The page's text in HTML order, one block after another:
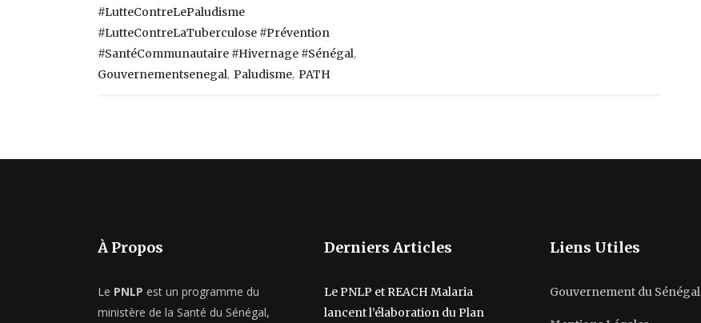
#LutteContreLePaludisme
#LutteContreLaTuberculose #Prévention
#SantéCommunautaire #Hivernage #Sénégal,
Gouvernementsenegal, Paludisme, PATH
À Propos
Le PNLP est un programme du
ministère de la Santé du Sénégal,
Derniers Articles
Le PNLP et REACH Malaria
lancent l’élaboration du Plan
Liens Utiles
Gouvernement du Sénégal